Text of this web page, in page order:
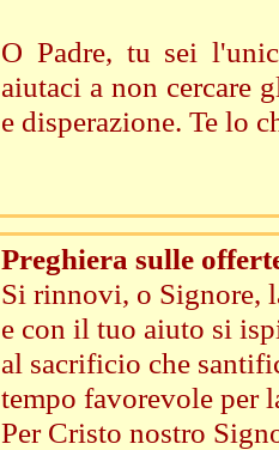
O Padre, tu sei
aiutaci a non cercare
e disperazione. Te lo
Preghiera sulle
Si rinnovi, o Signore,
e con il tuo aiuto si
al sacrificio che
tempo favorevole per
Per Cristo nostro